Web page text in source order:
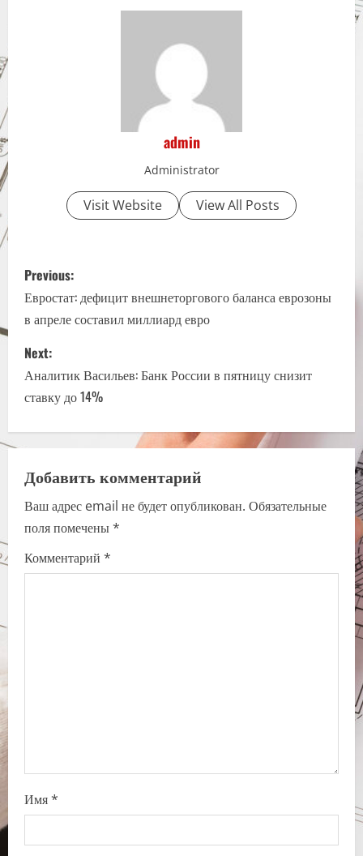
admin
Administrator
Visit Website View All Posts
P
o
s
t
n
a
v
i
g
a
Previous:
Евростат: дефицит внешнеторгового баланса еврозоны
в апреле составил миллиард евро
Next:
Аналитик Васильев: Банк России в пятницу снизит
ставку до 14%
Добавить комментарий
Ваш адрес email не будет опубликован. Обязательные
поля помечены*
Комментарий *
Имя*